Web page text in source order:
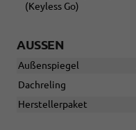
(Keyless Go)
AUSSEN
Außenspiegel
Dachreling
Herstellerpaket